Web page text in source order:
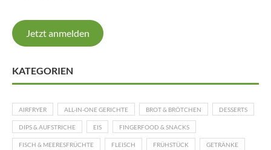
Jetzt anmelden
KATEGORIEN
AIRFRYER ALL-IN-ONE GERICHTE BROT & BRÖTCHEN DESSERTS
DIPS & AUFSTRICHE EIS FINGERFOOD & SNACKS
FISCH & MEERESFRÜCHTE FLEISCH FRÜHSTÜCK GETRÄNKE